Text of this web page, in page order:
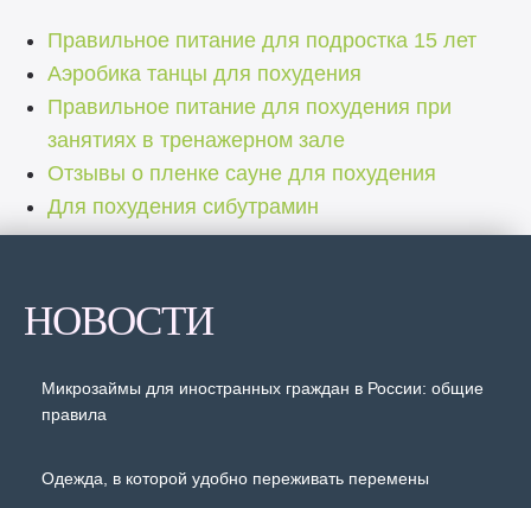
Правильное питание для подростка 15 лет
Аэробика танцы для похудения
Правильное питание для похудения при
занятиях в тренажерном зале
Отзывы о пленке сауне для похудения
Для похудения сибутрамин
НОВОСТИ
Микрозаймы для иностранных граждан в России: общие
правила
Одежда, в которой удобно переживать перемены